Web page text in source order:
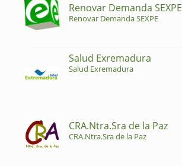
Renovar Demanda SEXPE
Renovar Demanda SEXPE
Salud Exremadura
Salud Exremadura
CRA.Ntra.Sra de la Paz
CRA.Ntra.Sra de la Paz